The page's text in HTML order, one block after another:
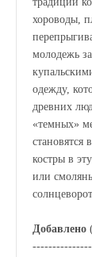
хороводы,
молодежь
одежду,
древних
«темных»
становятся
костры в
или
Добавлено